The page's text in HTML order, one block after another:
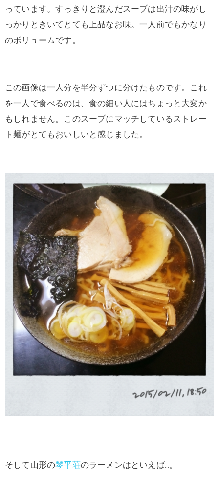
っています。すっきりと澄んだスープは出汁の味がし
っかりときいてとても上品なお味。一人前でもかなり
のボリュームです。
この画像は一人分を半分ずつに分けたものです。これ
を一人で食べるのは、食の細い人にはちょっと大変か
もしれません。このスープにマッチしているストレー
ト麺がとてもおいしいと感じました。
そして山形の琴平荘のラーメンはといえば…。